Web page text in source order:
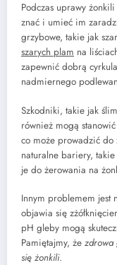
Podczas uprawy
znać i umieć im
grzybowe, takie jak
szarych plam na
zapewnić dobrą
nadmiernego
Szkodniki, takie jak
również mogą
co może prowadzić do
naturalne bariery,
je do żerowania na
Innym problemem jest
objawia się
pH gleby mogą
Pamiętajmy, że zdrowa
się żonkili.